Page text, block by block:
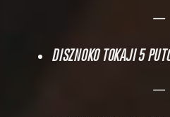
—
DISZNOKO TOKAJI 5
—